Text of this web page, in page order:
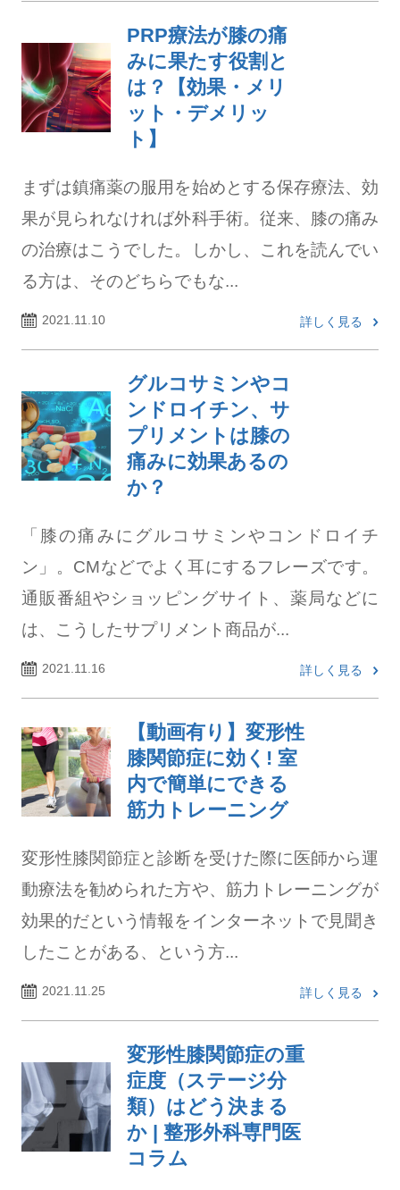
PRP療法が膝の痛
みに果たす役割と
は？【効果・メリ
ット・デメリッ
ト】
まずは鎮痛薬の服用を始めとする保存療法、効
果が見られなければ外科手術。従来、膝の痛み
の治療はこうでした。しかし、これを読んでい
る方は、そのどちらでもな...
2021.11.10 詳しく見る
グルコサミンやコ
ンドロイチン、サ
プリメントは膝の
痛みに効果あるの
か？
「膝の痛みにグルコサミンやコンドロイチ
ン」。CMなどでよく耳にするフレーズです。
通販番組やショッピングサイト、薬局などに
は、こうしたサプリメント商品が...
2021.11.16 詳しく見る
【動画有り】変形性
膝関節症に効く! 室
内で簡単にできる
筋力トレーニング
変形性膝関節症と診断を受けた際に医師から運
動療法を勧められた方や、筋力トレーニングが
効果的だという情報をインターネットで見聞き
したことがある、という方...
2021.11.25 詳しく見る
変形性膝関節症の重
症度（ステージ分
類）はどう決まる
か | 整形外科専門医
コラム